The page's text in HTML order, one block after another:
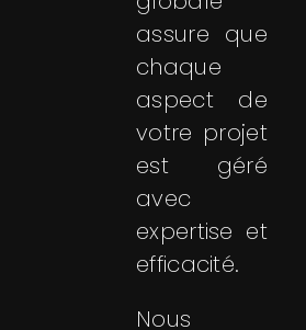
assure que
chaque
aspect de
votre projet
est géré
avec
expertise et
efficacité.
Nous